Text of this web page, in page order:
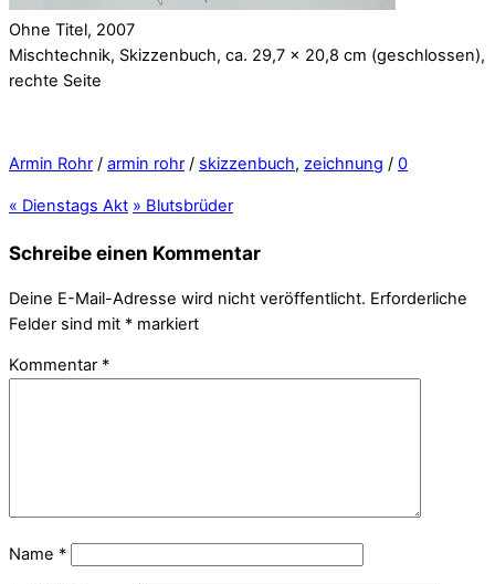
Ohne Titel, 2007
Mischtechnik, Skizzenbuch, ca. 29,7 x 20,8 cm (geschlossen),
rechte Seite
Armin Rohr / armin rohr / skizzenbuch, zeichnung / 0
« Dienstags Akt » Blutsbrüder
Schreibe einen Kommentar
Deine E-Mail-Adresse wird nicht veröffentlicht. Erforderliche
Felder sind mit * markiert
Kommentar *
Name *